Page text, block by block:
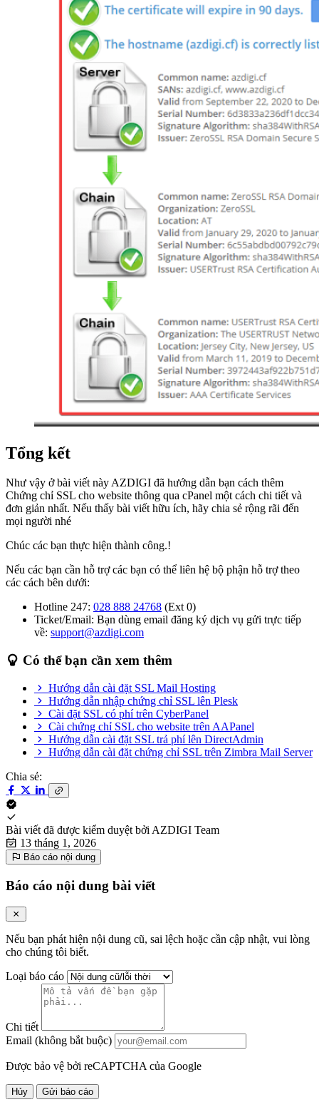
Tổng kết
Như vậy ở bài viết này AZDIGI đã hướng dẫn bạn cách thêm
Chứng chỉ SSL cho website thông qua cPanel một cách chi tiết và
đơn giản nhất. Nếu thấy bài viết hữu ích, hãy chia sẻ rộng rãi đến
mọi người nhé
Chúc các bạn thực hiện thành công.!
Nếu các bạn cần hỗ trợ các bạn có thể liên hệ bộ phận hỗ trợ theo
các cách bên dưới:
Hotline 247: 028 888 24768 (Ext 0)
Ticket/Email: Bạn dùng email đăng ký dịch vụ gửi trực tiếp
về: support@azdigi.com
Có thể bạn cần xem thêm
Hướng dẫn cài đặt SSL Mail Hosting
Hướng dẫn nhập chứng chỉ SSL lên Plesk
Cài đặt SSL có phí trên CyberPanel
Cài chứng chỉ SSL cho website trên AAPanel
Hướng dẫn cài đặt SSL trả phí lên DirectAdmin
Hướng dẫn cài đặt chứng chỉ SSL trên Zimbra Mail Server
Chia sẻ:
Bài viết đã được kiểm duyệt bởi AZDIGI Team
13 tháng 1, 2026
Báo cáo nội dung
Báo cáo nội dung bài viết
Nếu bạn phát hiện nội dung cũ, sai lệch hoặc cần cập nhật, vui lòng
cho chúng tôi biết.
Loại báo cáo
Chi tiết
Email (không bắt buộc)
Được bảo vệ bởi reCAPTCHA của Google
Hủy Gửi báo cáo